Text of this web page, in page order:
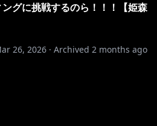
グに挑戦するのら！！！【姫森
26, 2026 · Archived 2 months ago